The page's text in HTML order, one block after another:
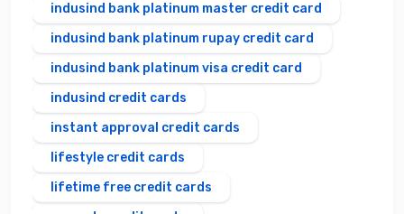
indusind bank platinum master credit card
indusind bank platinum rupay credit card
indusind bank platinum visa credit card
indusind credit cards
instant approval credit cards
lifestyle credit cards
lifetime free credit cards